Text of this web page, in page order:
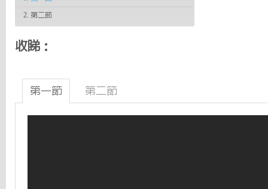
2. 第二節
收睇：
第一節 第二節